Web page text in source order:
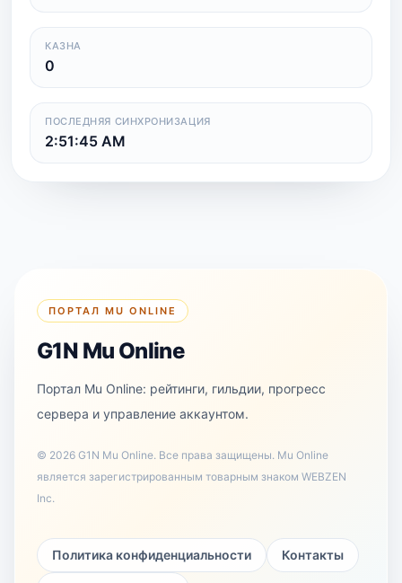
КАЗНА
0
ПОСЛЕДНЯЯ СИНХРОНИЗАЦИЯ
2:51:45 AM
ПОРТАЛ MU ONLINE
G1N Mu Online
Портал Mu Online: рейтинги, гильдии, прогресс
сервера и управление аккаунтом.
© 2026 G1N Mu Online. Все права защищены. Mu Online
является зарегистрированным товарным знаком WEBZEN
Inc.
Политика конфиденциальности Контакты